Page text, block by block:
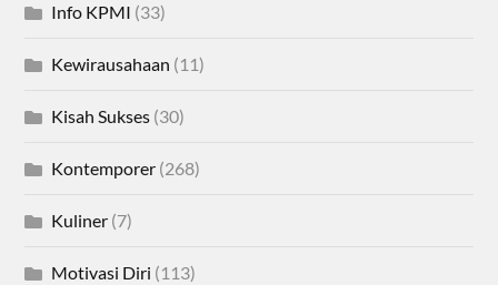
Info KPMI (33)
Kewirausahaan (11)
Kisah Sukses (30)
Kontemporer (268)
Kuliner (7)
Motivasi Diri (113)